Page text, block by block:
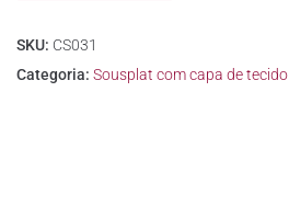
SKU: CS031
Categoria: Sousplat com capa de tecido